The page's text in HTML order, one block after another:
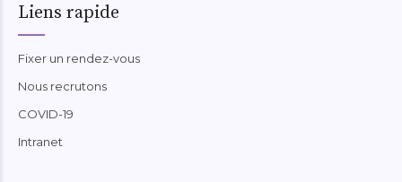
Liens rapide
Fixer un rendez-vous
Nous recrutons
COVID-19
Intranet